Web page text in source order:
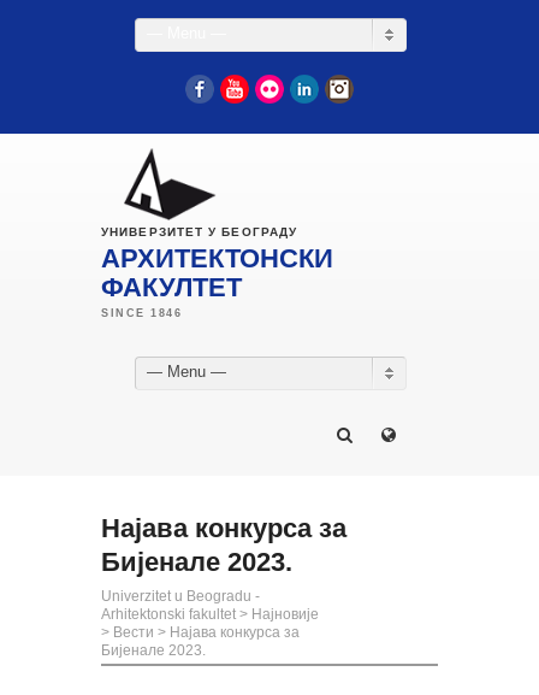
FacebookYouTube
Flickr LinkedIn
УНИВЕРЗИТЕТ У БЕОГРАДУ
АРХИТЕКТОНСКИ
ФАКУЛТЕТ
— Menu —
Најава конкурса за
Бијенале 2023.
Univerzitet u Beogradu -
Arhitektonski fakultet > Најновије
> Вести > Најава конкурса за
Бијенале 2023.